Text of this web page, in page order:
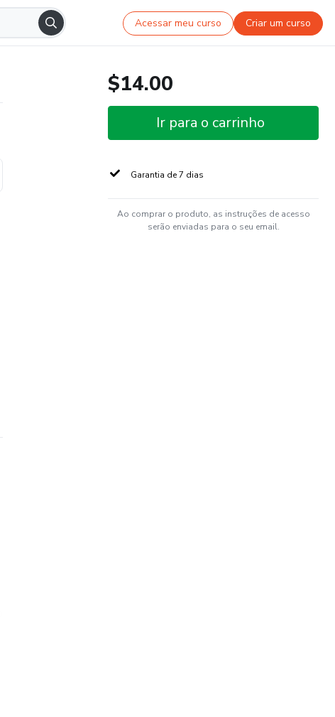
Acessar meu curso Criar um curso
$14.00
Ir para o carrinho
Garantia de 7 dias
Ao comprar o produto, as instruções de acesso
serão enviadas para o seu email.